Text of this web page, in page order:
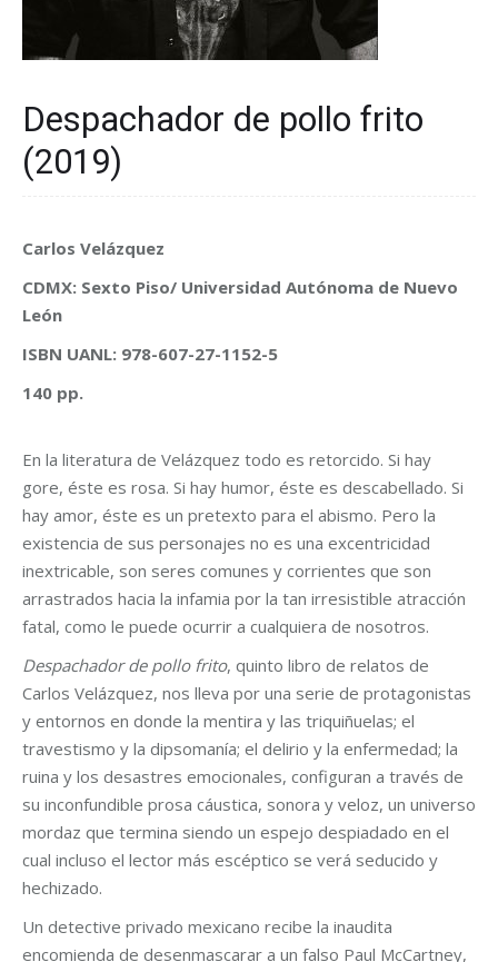
Despachador de pollo frito
(2019)
Carlos Velázquez
CDMX: Sexto Piso/ Universidad Autónoma de Nuevo
León
ISBN UANL: 978-607-27-1152-5
140 pp.
En la literatura de Velázquez todo es retorcido. Si hay
gore, éste es rosa. Si hay humor, éste es descabellado. Si
hay amor, éste es un pretexto para el abismo. Pero la
existencia de sus personajes no es una excentricidad
inextricable, son seres comunes y corrientes que son
arrastrados hacia la infamia por la tan irresistible atracción
fatal, como le puede ocurrir a cualquiera de nosotros.
Despachador de pollo frito, quinto libro de relatos de
Carlos Velázquez, nos lleva por una serie de protagonistas
y entornos en donde la mentira y las triquiñuelas; el
travestismo y la dipsomanía; el delirio y la enfermedad; la
ruina y los desastres emocionales, configuran a través de
su inconfundible prosa cáustica, sonora y veloz, un universo
mordaz que termina siendo un espejo despiadado en el
cual incluso el lector más escéptico se verá seducido y
hechizado.
Un detective privado mexicano recibe la inaudita
encomienda de desenmascarar a un falso Paul McCartney,